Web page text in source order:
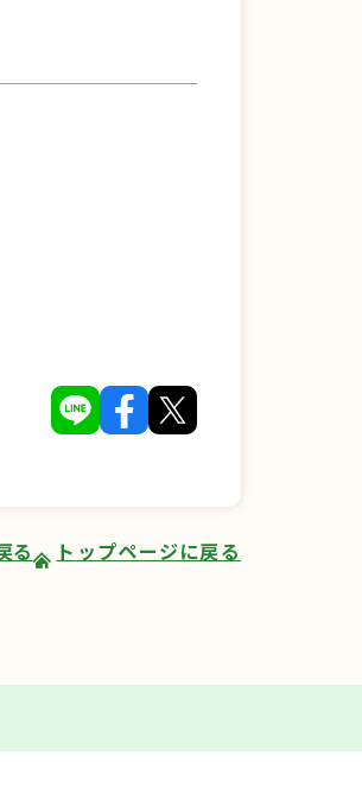
る トップページに戻る